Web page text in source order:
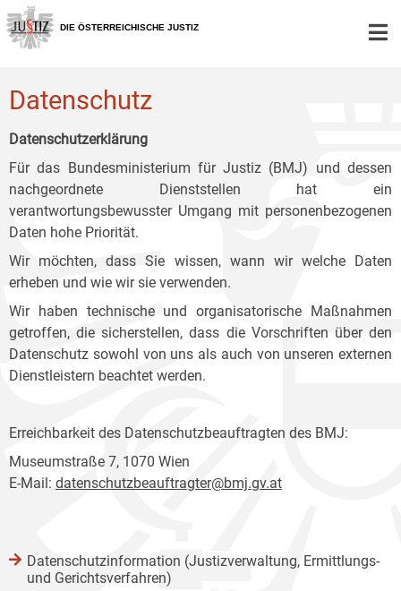
Zur
Hauptnavigation
[1]
Zum
Inhalt
[2]
Zum
Untermenü
[3]
DIE ÖSTERREICHISCHE JUSTIZ
Datenschutz
Datenschutzerklärung
Für das Bundesministerium für Justiz (BMJ) und dessen
nachgeordnete Dienststellen hat ein
verantwortungsbewusster Umgang mit personenbezogenen
Daten hohe Priorität.
Wir möchten, dass Sie wissen, wann wir welche Daten
erheben und wie wir sie verwenden.
Wir haben technische und organisatorische Maßnahmen
getroffen, die sicherstellen, dass die Vorschriften über den
Datenschutz sowohl von uns als auch von unseren externen
Dienstleistern beachtet werden.
Erreichbarkeit des Datenschutzbeauftragten des BMJ:
Museumstraße 7, 1070 Wien
E-Mail: datenschutzbeauftragter@bmj.gv.at
Datenschutzinformation (Justizverwaltung, Ermittlungs-
und Gerichtsverfahren)